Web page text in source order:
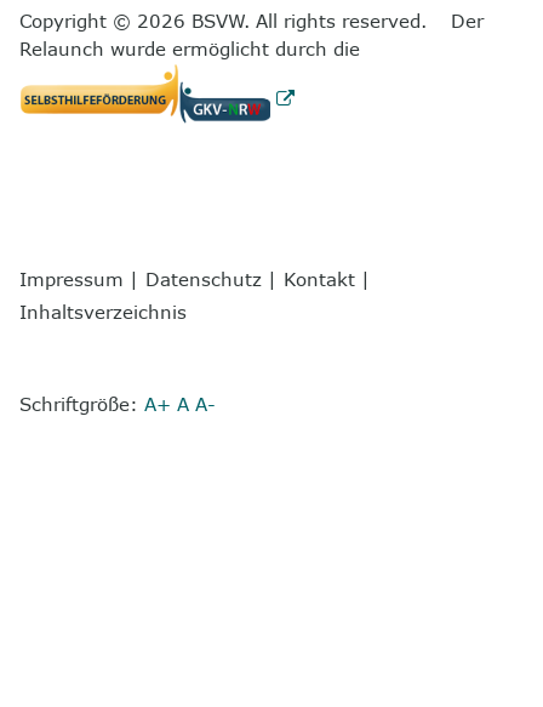
Copyright © 2026 BSVW. All rights reserved. Der
Relaunch wurde ermöglicht durch die
Impressum | Datenschutz | Kontakt |
Inhaltsverzeichnis
Schriftgröße: A+ A A-